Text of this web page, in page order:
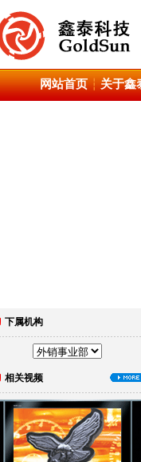
网站首页┆关于鑫
下属机构
相关视频